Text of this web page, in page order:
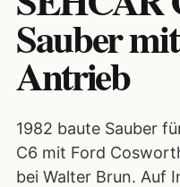
Sauber
Antrieb
1982 baute Sauber
C6 mit Ford
bei Walter Brun. Auf